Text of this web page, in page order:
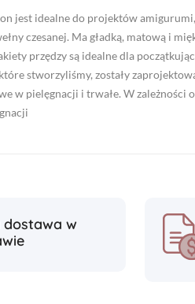
jest idealne do projektów
czesanej. Ma gładką, matową i
przędzy są idealne dla
stworzyliśmy, zostały
w pielęgnacji i trwałe. W
dostawa w